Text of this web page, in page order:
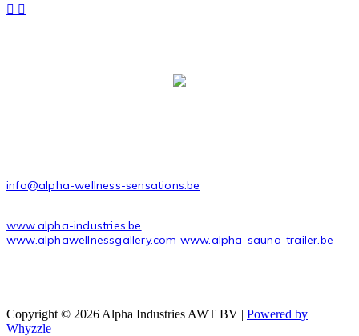
info@alpha-wellness-sensations.be
www.alpha-industries.be
www.alphawellnessgallery.com www.alpha-sauna-trailer.be
Copyright © 2026 Alpha Industries AWT BV | Powered by
Whyzzle